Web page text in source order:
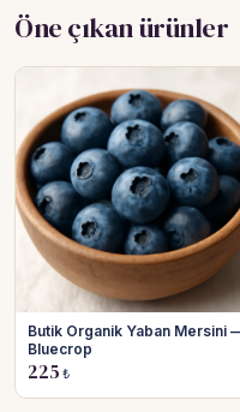
Öne çıkan ürünler
Butik Organik Yaban Mersini
Bluecrop
225 ₺